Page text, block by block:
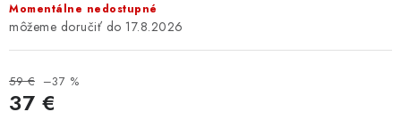
Momentálne nedostupné
17.8.2026
59 € –37 %
37 €